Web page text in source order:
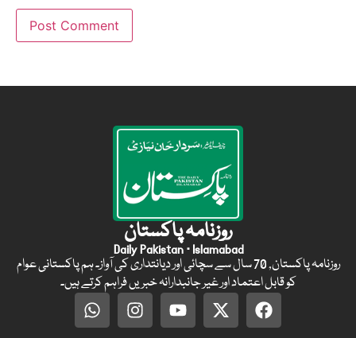
روزنامہ پاکستان
Daily Pakistan · Islamabad
روزنامہ پاکستان, 70 سال سے سچائی اور دیانتداری کی آواز۔ ہم پاکستانی عوام
کو قابل اعتماد اور غیر جانبدارانہ خبریں فراہم کرتے ہیں۔